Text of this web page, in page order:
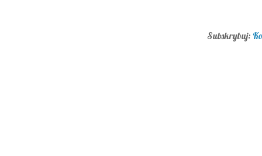
Subskrybuj: